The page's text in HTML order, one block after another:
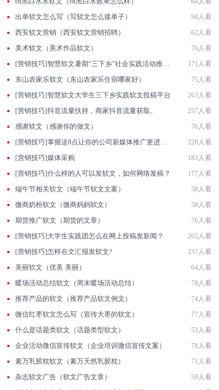
出单软文怎么写（写软文怎么接单子） 94人看
西安软文营销（西安软文营销招聘） 62人看
美术软文（美术作品软文） 70人看
[营销技巧]智慧软文暑期“三下乡”社会实践活动推广稿件投递平台 171人看
东山农家乐软文（东山农家乐住宿哪家好） 75人看
[营销技巧]智慧软文大学生三下乡实践软文投稿平台 263人看
[营销技巧]抖音流量扶持，商家抖音流量获取。 257人看
感谢软文（感谢你的做文） 76人看
[营销技巧]掌握这8点让你的公司新媒体推广更进一步 228人看
[营销技巧]媒体采购 183人看
[营销技巧]什么样的人可以发软文，如何网络发稿？ 177人看
端午节相关软文（端午节软文文案） 58人看
微商奶粉软文（微商妈妈软文） 58人看
期货推广软文（期货的文章） 76人看
[营销技巧]大学生实践团怎么在网上投稿发新闻？ 265人看
[营销技巧]怎样在文汇报发软文? 237人看
美丽软文（优美 美丽） 64人看
暖场活动总结软文（周末暖场活动总结） 78人看
推荐产品的软文（推荐产品软文例文） 74人看
微信红枣软文怎么写（宣传大枣的软文） 77人看
什么是话题类软文（话题类型软文） 53人看
企业活动微信宣传软文（企业培训微信宣传文案） 78人看
素万乳胶枕软文（素万天然乳胶枕） 71人看
杂志软文广告（软文广告文章） 59人看